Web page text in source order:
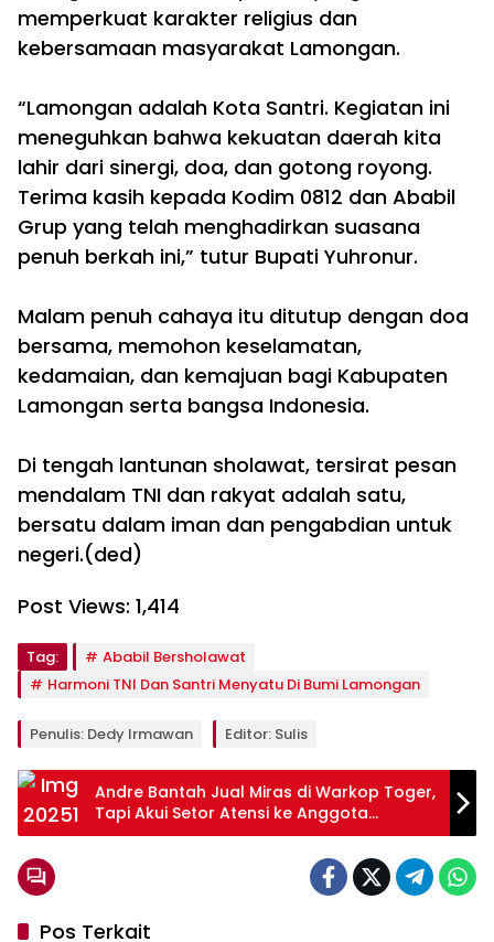
memperkuat karakter religius dan
kebersamaan masyarakat Lamongan.
‎“Lamongan adalah Kota Santri. Kegiatan ini
meneguhkan bahwa kekuatan daerah kita
lahir dari sinergi, doa, dan gotong royong.
Terima kasih kepada Kodim 0812 dan Ababil
Grup yang telah menghadirkan suasana
penuh berkah ini,” tutur Bupati Yuhronur.
‎Malam penuh cahaya itu ditutup dengan doa
bersama, memohon keselamatan,
kedamaian, dan kemajuan bagi Kabupaten
Lamongan serta bangsa Indonesia.
‎Di tengah lantunan sholawat, tersirat pesan
mendalam TNI dan rakyat adalah satu,
bersatu dalam iman dan pengabdian untuk
negeri.(ded)
Post Views: 1,414
Tag:
Ababil Bersholawat
Harmoni TNI Dan Santri Menyatu Di Bumi Lamongan
Penulis: Dedy Irmawan Editor: Sulis
Andre Bantah Jual Miras di Warkop Toger,
Tapi Akui Setor Atensi ke Anggota
Polrestabes Surabaya
Pos Terkait